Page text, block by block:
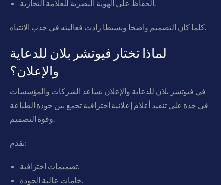
الحفاظ على الهوية البصرية للعلامة التجارية.
كلما كان التصميم واضحا وبسيطا زادت فعاليته في جذب الانتباه.
لماذا تختار فيوتشر بلان للدعاية
والإعلان؟
في فيوتشر بلان للدعاية والإعلان نساعد الشركات والمؤسسات
في جدة على تنفيذ أعلام إعلانية احترافية تجمع بين جودة الطباعة
وقوة التصميم.
نقدم:
تصميمات احترافية.
خامات عالية الجودة.